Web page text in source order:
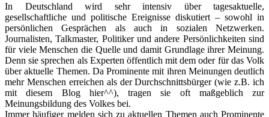
In Deutschland wird sehr intensiv über tagesaktuelle,
gesellschaftliche und politische Ereignisse diskutiert – sowohl in
persönlichen Gesprächen als auch in sozialen Netzwerken.
Journalisten, Talkmaster, Politiker und andere Persönlichkeiten sind
für viele Menschen die Quelle und damit Grundlage ihrer Meinung.
Denn sie sprechen als Experten öffentlich mit dem oder für das Volk
über aktuelle Themen. Da Prominente mit ihren Meinungen deutlich
mehr Menschen erreichen als der Durchschnittsbürger (wie z.B. ich
mit diesem Blog hier^^), tragen sie oft maßgeblich zur
Meinungsbildung des Volkes bei.
Immer häufiger melden sich zu aktuellen Themen auch Prominente